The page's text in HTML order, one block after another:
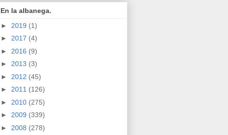
En la albanega.
► 2019 (1)
► 2017 (4)
► 2016 (9)
► 2013 (3)
► 2012 (45)
► 2011 (126)
► 2010 (275)
► 2009 (339)
► 2008 (278)